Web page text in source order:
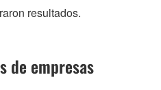
resultados.
de empresas